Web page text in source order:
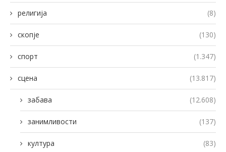
религија (8)
скопје (130)
спорт (1.347)
сцена (13.817)
забава (12.608)
занимливости (137)
култура (83)